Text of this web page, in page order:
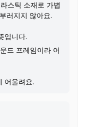
스틱 소재로 가볍
러지지 않아요.
입니다.
드 프레임이라 어
어울려요.